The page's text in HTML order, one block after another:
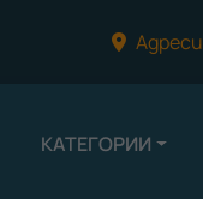
Адреси
КАТЕГОРИИ